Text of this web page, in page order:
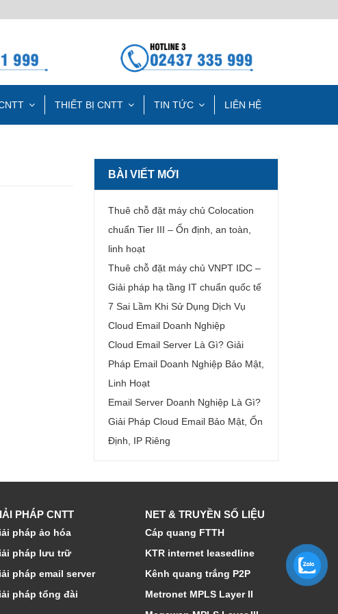
THIẾT BỊ CNTT TIN TỨC LIÊN HỆ
BÀI VIẾT MỚI
Thuê chỗ đặt máy chủ Colocation
chuẩn Tier III – Ổn định, an toàn,
linh hoạt
Thuê chỗ đặt máy chủ VNPT IDC –
Giải pháp hạ tầng IT chuẩn quốc tế
7 Sai Lầm Khi Sử Dụng Dịch Vụ
Cloud Email Doanh Nghiệp
Cloud Email Server Là Gì? Giải
Pháp Email Doanh Nghiệp Bảo Mật,
Linh Hoạt
Email Server Doanh Nghiệp Là Gì?
Giải Pháp Cloud Email Bảo Mật, Ổn
Định, IP Riêng
PHÁP CNTT
pháp ảo hóa
pháp lưu trữ
pháp email server
pháp tổng đài
NET & TRUYỀN SỐ LIỆU
Cáp quang FTTH
KTR internet leasedline
Kênh quang trắng P2P
Metronet MPLS Layer II